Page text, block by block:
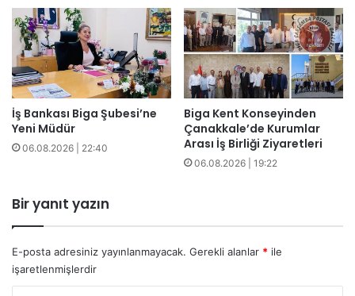
İş Bankası Biga Şubesi’ne
Yeni Müdür
06.08.2026 | 22:40
Biga Kent Konseyinden
Çanakkale’de Kurumlar
Arası İş Birliği Ziyaretleri
06.08.2026 | 19:22
Bir yanıt yazın
E-posta adresiniz yayınlanmayacak. Gerekli alanlar * ile
işaretlenmişlerdir